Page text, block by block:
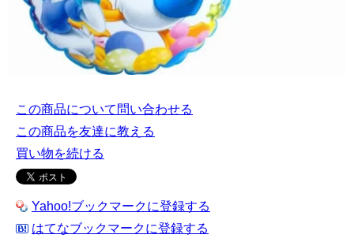
この商品について問い合わせる
この商品を友達に教える
買い物を続ける
Yahoo!ブックマークに登録する
はてなブックマークに登録する